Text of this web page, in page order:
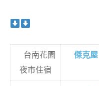
台南花園
夜市住宿
傑克